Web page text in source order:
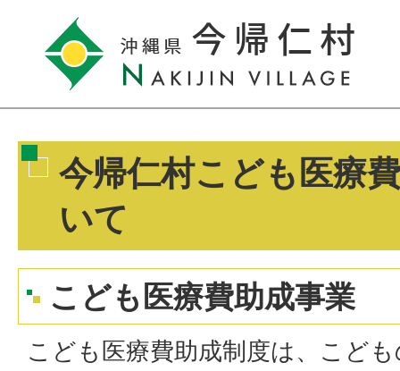
今帰仁村こども医療
いて
こども医療費助成事業
こども医療費助成制度は、こど